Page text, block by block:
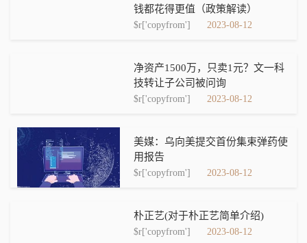
钱都花得更值（政策解读）
$r['copyfrom'] 2023-08-12
净资产1500万，只卖1元？文一科
技转让子公司被问询
$r['copyfrom'] 2023-08-12
美媒：乌向美提交首份集束弹药使
用报告
$r['copyfrom'] 2023-08-12
朴正艺(对于朴正艺简单介绍)
$r['copyfrom'] 2023-08-12